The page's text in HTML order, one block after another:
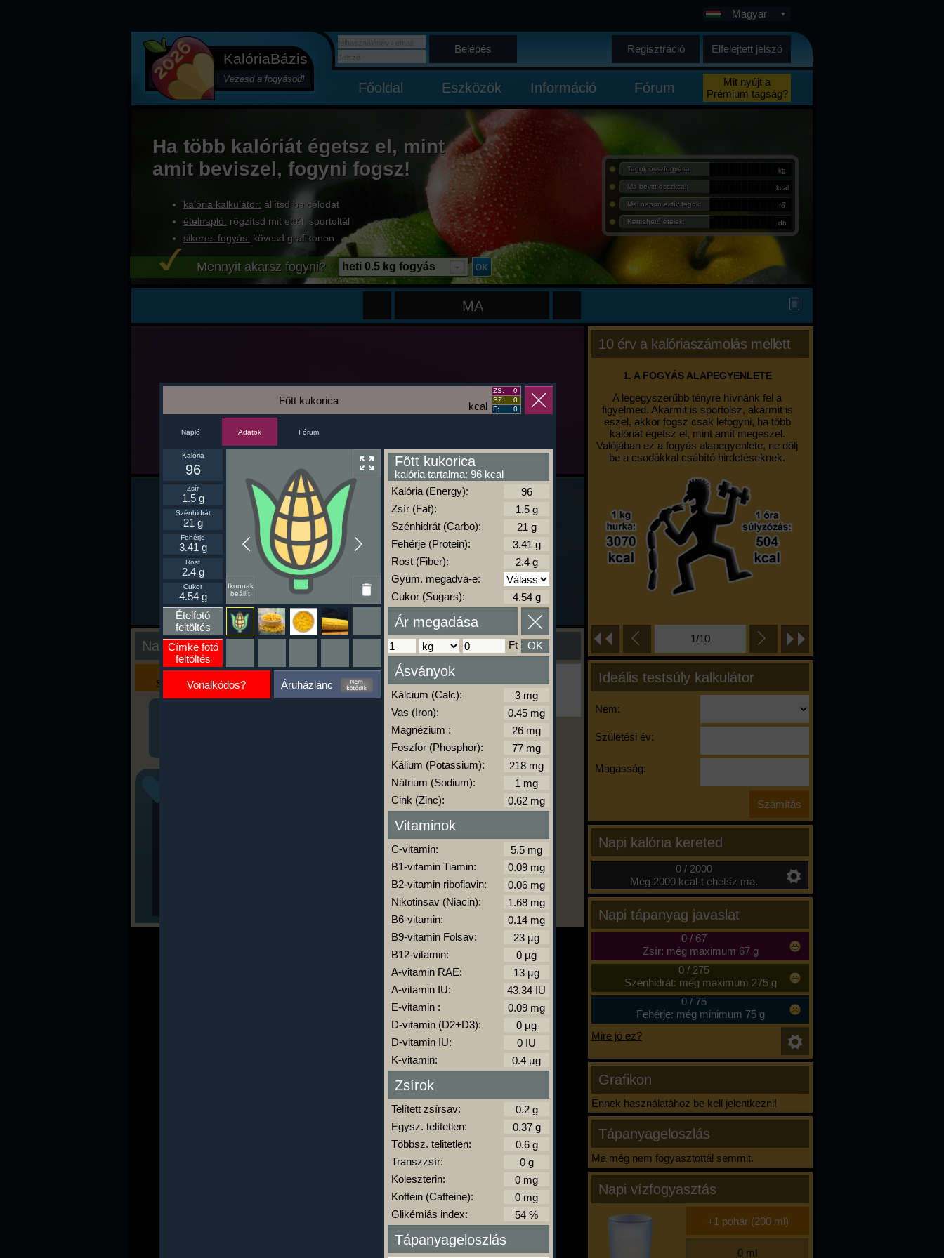
KalóriaBázis
Vezesd a fogyásod!
Magyar
Belépés Regisztráció Elfelejtett jelszó
Főoldal Eszközök Információ Fórum
Mit nyújt a
Prémium tagság?
Ha több kalóriát égetsz el, mint
amit beviszel, fogyni fogsz!
kalória kalkulátor: állítsd be célodat
ételnapló: rögzítsd mit ettél, sportoltál
sikeres fogyás: kövesd grafikonon
Tagok összfogyása: kg
Ma bevitt összkcal: kcal
Mai napon aktív tagok: fő
Kereshető ételek: db
Mennyit akarsz fogyni? heti 0.5 kg fogyás
MA
10 érv a kalóriaszámolás mellett
1. A FOGYÁS ALAPEGYENLETE
A legegyszerűbb tényre hívnánk fel a
figyelmed. Akármit is sportolsz, akármit is
eszel, akkor fogsz csak lefogyni, ha több
kalóriát égetsz el, mint amit megeszel.
Valójában ez a fogyás alapegyenlete, ne dőlj
be a csodákkal csábító hirdetéseknek.
1/10
Ideális testsúly kalkulátor
Nem:
Születési év:
Magasság:
Napi kalória kereted
0 / 2000
Még 2000 kcal-t ehetsz ma.
Napi tápanyag javaslat
0/ 67
Zsír: még maximum 67 g
0/ 275
Szénhidrát: még maximum 275 g
0/ 75
Fehérje: még minimum 75 g
Mire jó ez?
Grafikon
Ennek használatához be kell jelentkezni!
Tápanyageloszlás
Ma még nem fogyasztottál semmit.
Napi vízfogyasztás
Nap kiértékelése
Kalória
Szimulátor
Szöveges
Értékelés
Ha ma már nem eszel/sportolsz többet,
kattints a kiértékelésre!
A Kalória Szimulátor Prémium funkció.
-
kcal
Főtt kukorica
ZS:
0
SZ:
0
F:
0
Napló Adatok Fórum
Ikonnak
beállít
Kalória
96
Zsír
1.5 g
Szénhidrát
21 g
Fehérje
3.41 g
Rost
2.4 g
Cukor
4.54 g
Ételfotó
feltöltés
Címke fotó
feltöltés
Vonalkódos? Áruházlánc
Főtt kukorica
kalória tartalma: 96 kcal
Kalória (Energy):
Zsír (Fat):
Szénhidrát (Carbo):
Fehérje (Protein):
Rost (Fiber):
Gyüm. megadva-e:
Cukor (Sugars):
Ár megadása
Ft OK
Ásványok
Kálcium (Calc):
Vas (Iron):
Magnézium :
Foszfor (Phosphor):
Kálium (Potassium):
Nátrium (Sodium):
Cink (Zinc):
Vitaminok
C-vitamin:
B1-vitamin Tiamin:
B2-vitamin riboflavin:
Nikotinsav (Niacin):
B6-vitamin:
B9-vitamin Folsav:
B12-vitamin:
A-vitamin RAE:
A-vitamin IU:
E-vitamin :
D-vitamin (D2+D3):
D-vitamin IU:
K-vitamin:
Zsírok
Telített zsírsav:
Egysz. telítetlen:
Többsz. telitetlen:
Transzzsír:
Koleszterin:
Koffein (Caffeine):
Glikémiás index:
Tápanyageloszlás